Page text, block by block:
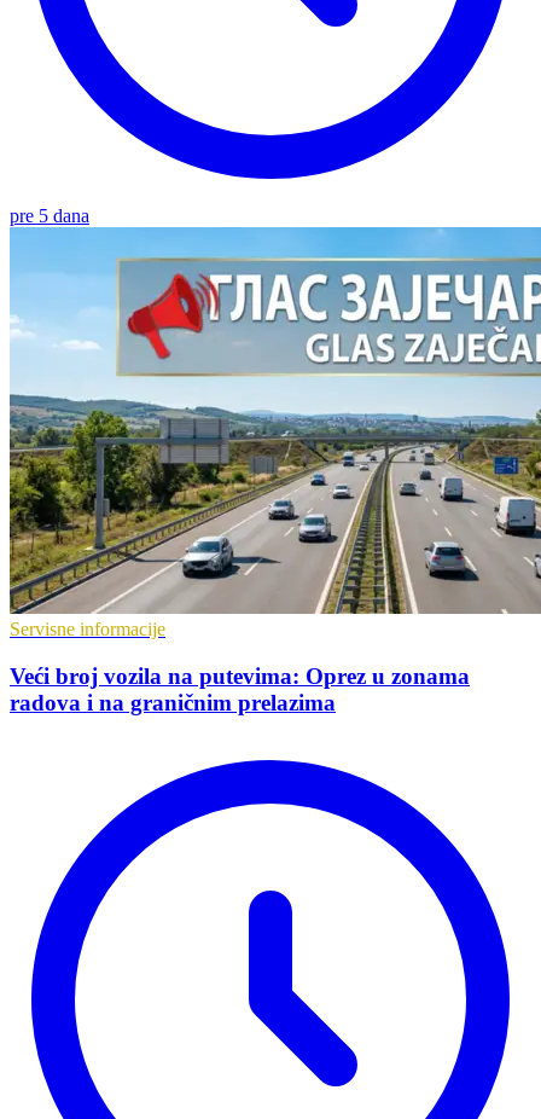
pre 5 dana
Servisne informacije
Veći broj vozila na putevima: Oprez u zonama
radova i na graničnim prelazima